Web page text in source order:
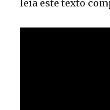
leia este texto